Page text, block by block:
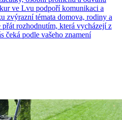
ve Lvu podpoří komunikaci a
zvýrazní témata domova, rodiny a
rozhodnutím, která vycházejí z
čeká podle vašeho znamení